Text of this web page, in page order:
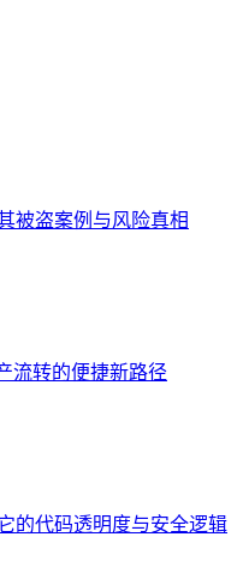
被盗案例与风险真相
流转的便捷新路径
的代码透明度与安全逻辑